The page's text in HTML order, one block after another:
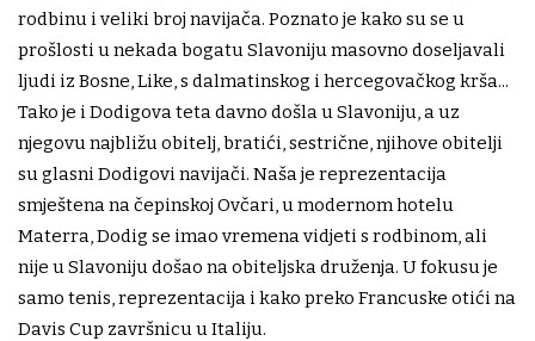
rodbinu i veliki broj navijača. Poznato je kako su se u
prošlosti u nekada bogatu Slavoniju masovno doseljavali
ljudi iz Bosne, Like, s dalmatinskog i hercegovačkog krša...
Tako je i Dodigova teta davno došla u Slavoniju, a uz
njegovu najbližu obitelj, bratići, sestrične, njihove obitelji
su glasni Dodigovi navijači. Naša je reprezentacija
smještena na čepinskoj Ovčari, u modernom hotelu
Materra, Dodig se imao vremena vidjeti s rodbinom, ali
nije u Slavoniju došao na obiteljska druženja. U fokusu je
samo tenis, reprezentacija i kako preko Francuske otići na
Davis Cup završnicu u Italiju.